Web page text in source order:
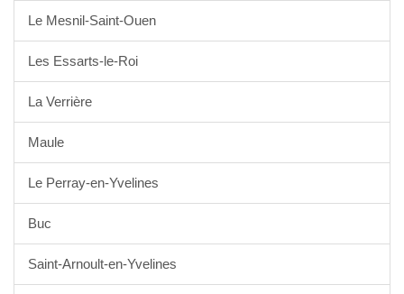
Le Mesnil-Saint-Ouen
Les Essarts-le-Roi
La Verrière
Maule
Le Perray-en-Yvelines
Buc
Saint-Arnoult-en-Yvelines